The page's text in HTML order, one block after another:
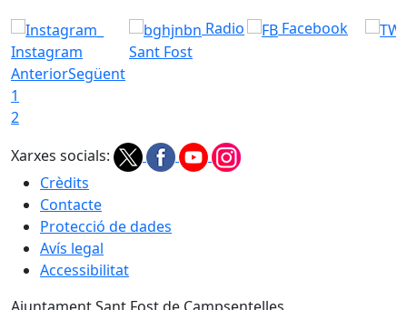
Instagram
Radio
Sant Fost
Facebook
AnteriorSegüent
1
2
Xarxes socials:
Crèdits
Contacte
Protecció de dades
Avís legal
Accessibilitat